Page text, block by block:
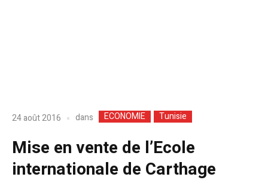
24 août 2016 dans ECONOMIE Tunisie
Mise en vente de l’Ecole
internationale de Carthage